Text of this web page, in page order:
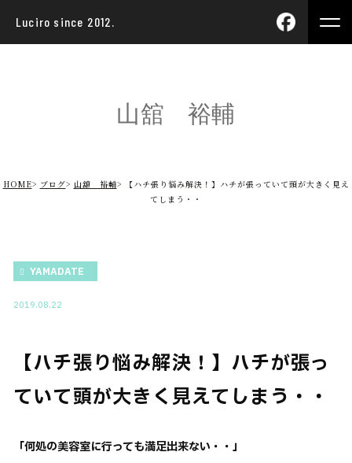
Luciro since 2012.
山舘 裕輔
HOME ブログ 山舘 裕輔
【ハチ張り悩み解決！】ハチが張っていて頭が大きく見え
てしまう・・
YAMADATE
2019.08.22
【ハチ張り悩み解決！】ハチが張っ
ていて頭が大きく見えてしまう・・
「何処の美容室に行っても満足出来ない・・」